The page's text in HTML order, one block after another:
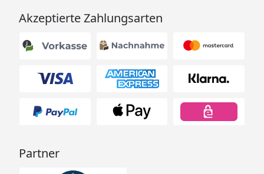
Akzeptierte Zahlungsarten
Partner